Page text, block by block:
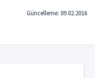
Güncelleme: 09.02.2016